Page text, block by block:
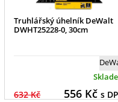
Truhlářský úhelník DeWalt
DWHT25228-0, 30cm
632 Kč 556Kč s